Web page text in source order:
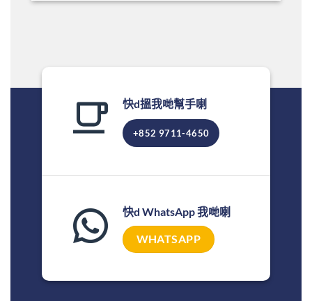
快d搵我哋幫手喇
+852 9711-4650
快d WhatsApp 我哋喇
WHATSAPP